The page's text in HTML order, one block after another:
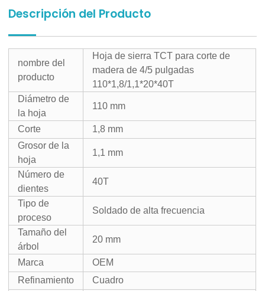
Descripción del Producto
nombre del
producto
Hoja de sierra TCT para corte de
madera de 4/5 pulgadas
110*1,8/1,1*20*40T
Diámetro de
la hoja
110 mm
Corte
1,8 mm
Grosor de la
hoja
1,1 mm
Número de
dientes
40T
Tipo de
proceso
Soldado de alta frecuencia
Tamaño del
árbol
20 mm
Marca
OEM
Refinamiento
Cuadro